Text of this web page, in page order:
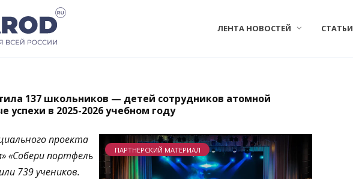
ЛЕНТА НОВОСТЕЙ СТАТЬИ
137 школьников — детей сотрудников атомной
успехи в 2025-2026 учебном году
ПАРТНЕРСКИЙ МАТЕРИАЛ
проекта
«Собери портфель
739 учеников.